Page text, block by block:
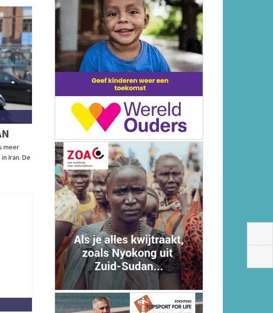
meer
Iran. De